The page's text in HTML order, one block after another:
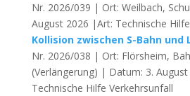
Nr. 2026/039 | Ort: Weilbach,
August 2026 |Art: Technische
Kollision zwischen S-Bahn und
Nr. 2026/038 | Ort: Flörsheim,
(Verlängerung) | Datum: 3.
Technische Hilfe Verkehrsunfall